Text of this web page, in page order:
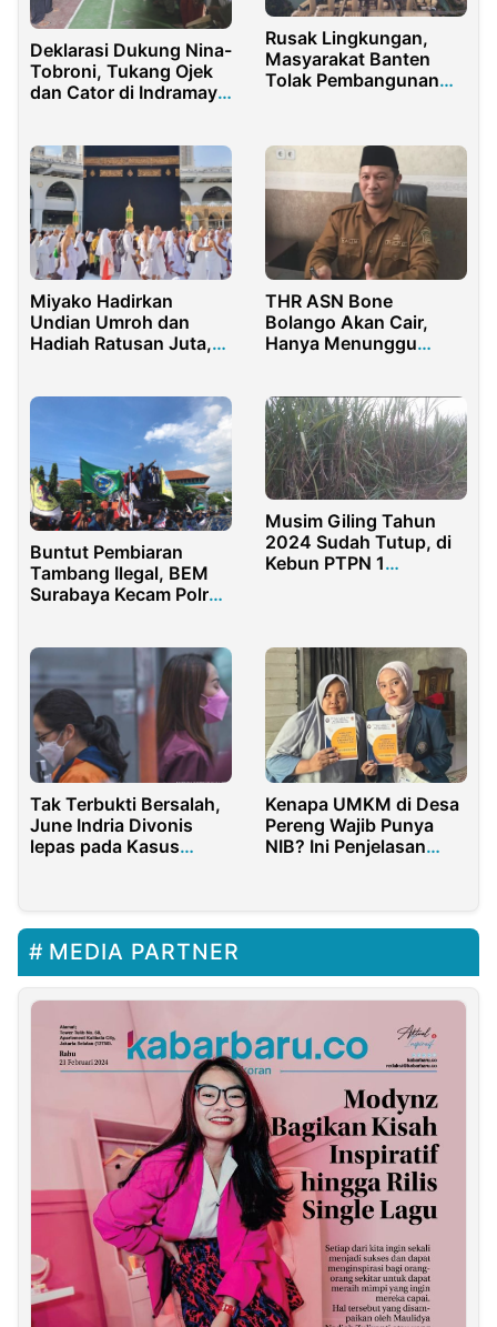
Deklarasi Dukung Nina-
Tobroni, Tukang Ojek
dan Cator di Indramayu
Rusak Lingkungan,
Masyarakat Banten
Tolak Pembangunan
Miyako Hadirkan
Undian Umroh dan
Hadiah Ratusan Juta,
THR ASN Bone
Bolango Akan Cair,
Hanya Menunggu
Buntut Pembiaran
Tambang Ilegal, BEM
Surabaya Kecam Polres
Musim Giling Tahun
2024 Sudah Tutup, di
Kebun PTPN 1
Tak Terbukti Bersalah,
June Indria Divonis
lepas pada Kasus
Kenapa UMKM di Desa
Pereng Wajib Punya
NIB? Ini Penjelasan
MEDIA PARTNER